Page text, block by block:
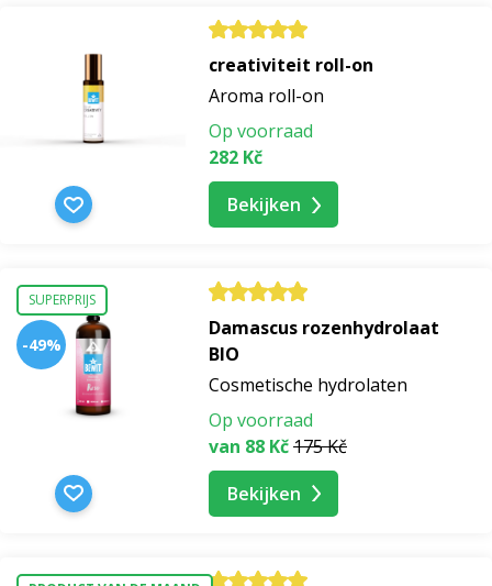
creativiteit roll-on
Aroma roll-on
Op voorraad
282 Kč
Bekijken
SUPERPRIJS
-49%
Damascus rozenhydrolaat
BIO
Cosmetische hydrolaten
Op voorraad
van 88 Kč175 Kč
Bekijken